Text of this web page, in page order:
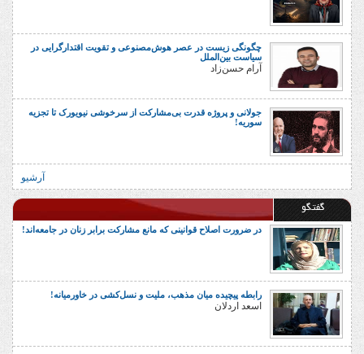
چگونگی زیست در عصر هوش‌مصنوعی و تقویت اقتدارگرایی در
سیاست بین‌الملل
آرام حسن‌زاد
جولانی و پروژه قدرت بی‌مشارکت از سرخوشی نیویورک تا تجزیه
سوریه!
آرشیو
گفتگو
در ضرورت اصلاح قوانینی که مانع مشارکت برابر زنان در جامعه‌اند!
رابطه پیچیده میان مذهب، ملیت و نسل‌کشی در خاورمیانه!
اسعد اردلان